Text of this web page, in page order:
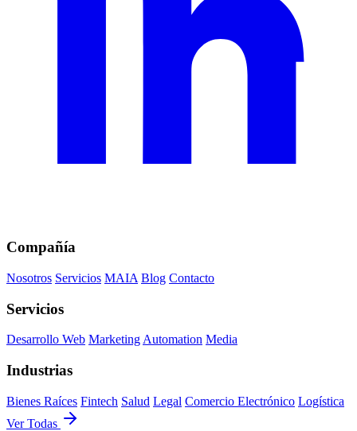
Compañía
Nosotros Servicios MAIA Blog Contacto
Servicios
Desarrollo Web MarketingAutomation Media
Industrias
Bienes Raíces Fintech Salud Legal Comercio Electrónico Logística
Ver Todas